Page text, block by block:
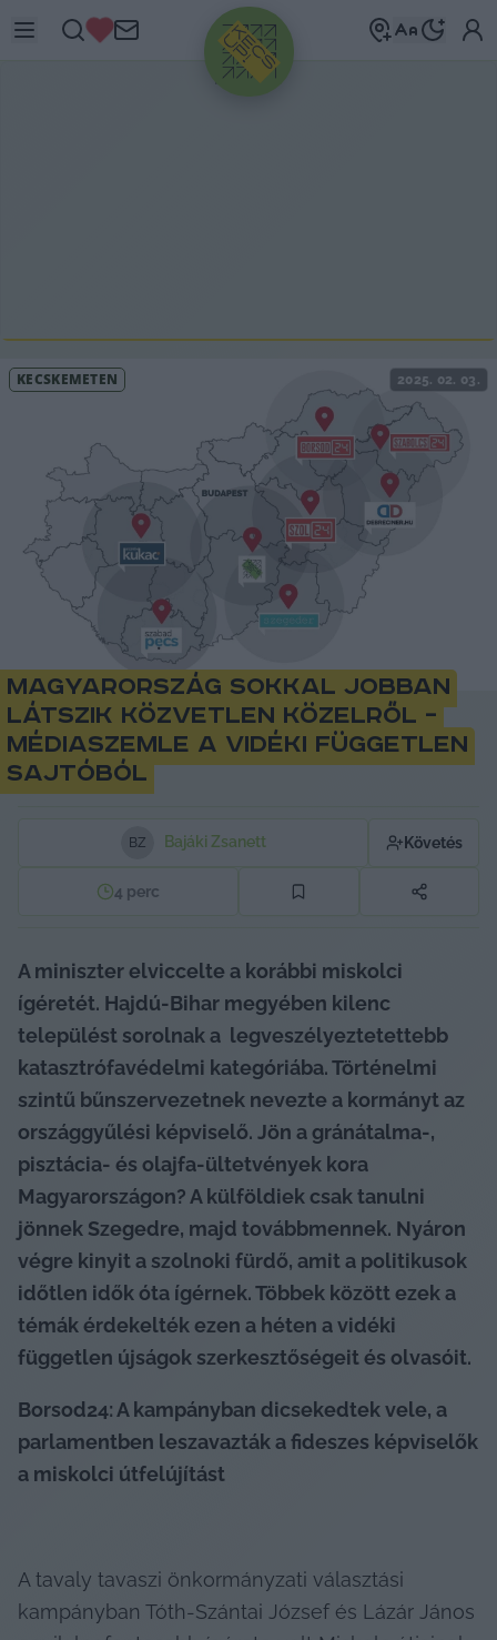
HIRDETÉS
KECSKEMÉTEN 2025. 02. 03.
Magyarország sokkal jobban
látszik közvetlen közelről –
médiaszemle a vidéki független
sajtóból
BZ Bajáki Zsanett Követés
4 perc
A miniszter elviccelte a korábbi miskolci
ígéretét. Hajdú-Bihar megyében kilenc
települést sorolnak a legveszélyeztetettebb
katasztrófavédelmi kategóriába. Történelmi
szintű bűnszervezetnek nevezte a kormányt az
országgyűlési képviselő. Jön a gránátalma-,
pisztácia- és olajfa-ültetvények kora
Magyarországon? A külföldiek csak tanulni
jönnek Szegedre, majd továbbmennek. Nyáron
végre kinyit a szolnoki fürdő, amit a politikusok
időtlen idők óta ígérnek. Többek között ezek a
témák érdekelték ezen a héten a vidéki
független újságok szerkesztőségeit és olvasóit.
Borsod24: A kampányban dicsekedtek vele, a
parlamentben leszavazták a fideszes képviselők
a miskolci útfelújítást
A tavaly tavaszi önkormányzati választási
kampányban Tóth-Szántai József és Lázár János